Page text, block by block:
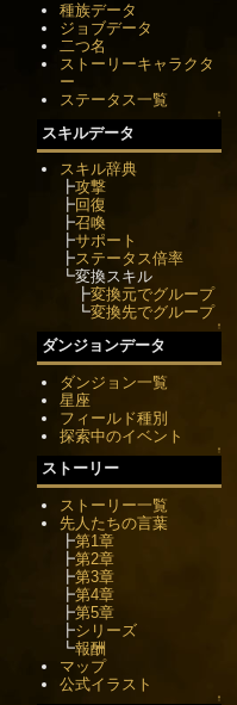
種族データ
ジョブデータ
二つ名
ストーリーキャラクタ
ー
ステータス一覧
↑
スキルデータ
スキル辞典
┣攻撃
┣回復
┣召喚
┣サポート
┣ステータス倍率
┗変換スキル
┣変換元でグループ
┗変換先でグループ
↑
ダンジョンデータ
ダンジョン一覧
星座
フィールド種別
探索中のイベント
↑
ストーリー
ストーリー一覧
先人たちの言葉
┣第1章
┣第2章
┣第3章
┣第4章
┣第5章
┣シリーズ
┗報酬
マップ
公式イラスト
↑